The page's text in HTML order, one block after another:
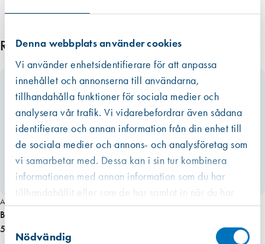
Denna webbplats använder cookies
Vi använder enhetsidentifierare för att anpassa
innehållet och annonserna till användarna,
tillhandahålla funktioner för sociala medier och
analysera vår trafik. Vi vidarebefordrar även sådana
identifierare och annan information från din enhet till
de sociala medier och annons- och analysföretag som
vi samarbetar med. Dessa kan i sin tur kombinera
informationen med annan information som du har
tillhandahållit eller som de har samlat in när du har
använt deras tjänster.
Samtyckesval
Nödvändig
Relaterade produkter
Art. nr 3159
Borr 10/460 mm Träspiral Bahco
510,00 kr
Finns i lager (8 st)